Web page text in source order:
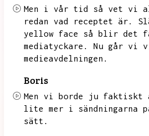
Men i vår tid så vet vi
redan vad receptet är.
yellow face så blir det
mediatyckare.
Nu går vi
medieavdelningen.
Boris
Men vi borde ju faktiskt
lite mer i sändningarna
sätt.